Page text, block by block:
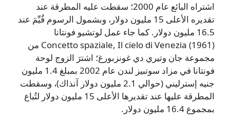
اشتراه البائع عام 2000؛ سقطت عليه المطرقة عند
تقديره الأعلى 15 مليون دولار، وبشمول الرسوم قُيِّمَ عند
16.5 مليون دولار. كما جاء عمل لوتشيو فونتانا
Concetto spaziale, Il cielo di Venezia (1961) من
مجموعة جان وتيري دي غونزبورغ؛ اشترَ الزوج لوحة
فونتانا في مزاد سوتبيز لندن عام 2002 بمبلغ 1.4 مليون
جنيه إسترليني (حوالي 2.1 مليون دولار آنذاك)، وسقطت
المطرقة عليها عند تقديرها الأعلى 15 مليون دولار لتُباع
بمجموع 16.4 مليون دولار.